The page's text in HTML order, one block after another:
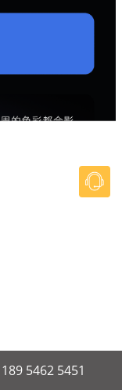
189 5462 5451